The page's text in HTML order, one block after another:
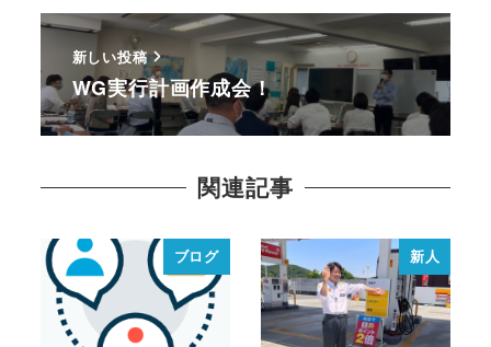
新しい投稿
WG実行計画作成会！
関連記事
ブログ 新人